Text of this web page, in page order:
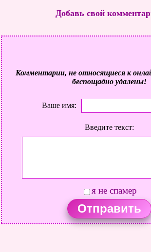
Добавь свой
Комментарии, не относящиеся к
беспощадно удалены!
Ваше имя:
Введите текст:
я не спамер